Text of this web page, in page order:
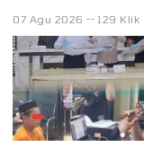
07 Agu 2026 129 Klik